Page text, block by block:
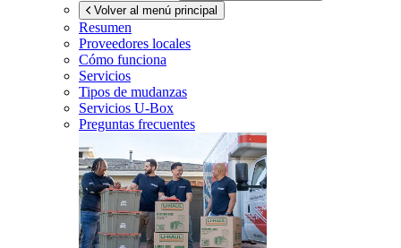
Volver al menú principal
Resumen
Proveedores locales
Cómo funciona
Servicios
Tipos de mudanzas
Servicios U-Box
Preguntas frecuentes